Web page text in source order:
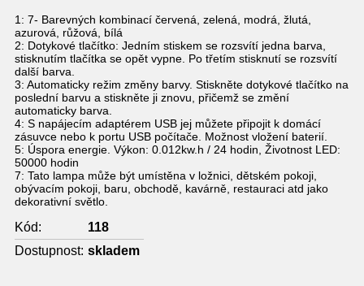
1: 7- Barevných kombinací červená, zelená, modrá, žlutá,
azurová, růžová, bílá
2: Dotykové tlačítko: Jedním stiskem se rozsvítí jedna barva,
stisknutím tlačítka se opět vypne. Po třetím stisknutí se rozsvítí
další barva.
3: Automaticky režim změny barvy. Stiskněte dotykové tlačítko na
poslední barvu a stiskněte ji znovu, přičemž se změní
automaticky barva.
4: S napájecím adaptérem USB jej můžete připojit k domácí
zásuvce nebo k portu USB počítače. Možnost vložení baterií.
5: Úspora energie. Výkon: 0.012kw.h / 24 hodin, Životnost LED:
50000 hodin
7: Tato lampa může být umístěna v ložnici, dětském pokoji,
obývacím pokoji, baru, obchodě, kavárně, restauraci atd jako
dekorativní světlo.
Kód:
118
Dostupnost: skladem